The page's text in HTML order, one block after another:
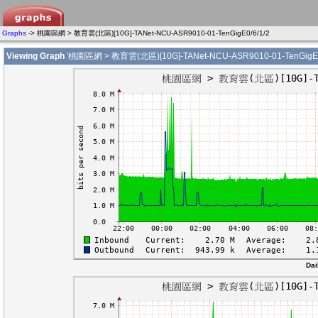
Graphs -> 桃園區網 > 教育雲(北區)[10G]-TANet-NCU-ASR9010-01-TenGigE0/6/1/2
Viewing Graph '桃園區網 > 教育雲(北區)[10G]-TANet-NCU-ASR9010-01-